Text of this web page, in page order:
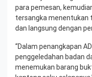
para pemesan,
tersangka menentukan
dan langsung dengan
“Dalam penangkapan
penggeledahan badan
menemukan barang